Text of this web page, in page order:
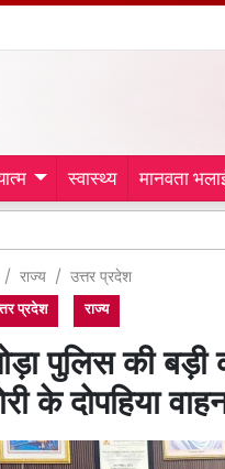
स्वास्थ्य मानवता
राज्य उत्तर प्रदेश
प्रदेश राज्य
पुलिस की बड़ी
के दोपहिया